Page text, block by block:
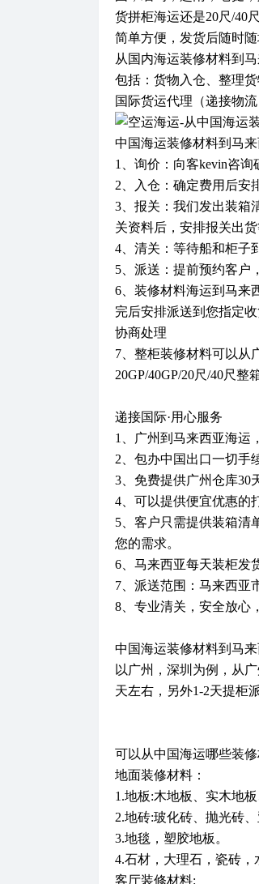
货拼柜海运还是20尺/40
简单方便，发货后随时
从国内海运装修材料到
包括：货物入仓、整理
国际货运代理（递接物
中国海运装修材料到马来
1、询价：向客kevin咨询
2、入仓：确定费用后安
3、报关：我们发出装箱
关资料后，安排报关出
4、清关：等待船和柜子
5、派送：提前预约客户
6、装修材料海运到马来
完后安排派送到您指定
协商处理
7、整柜装修材料可以从
20GP/40GP/20尺/40尺
递接国际·用心服务
1、广州到马来西亚海运
2、包办中国出口一切手
3、免费提供广州仓库30
4、可以提供便宜优惠的
5、客户只需提供装箱清
您的需求。
6、马来西亚每天装柜发
7、派送范围：马来西亚
8、专业清关，安全放心
中国海运装修材料到马来
以广州，深圳为例，从
天左右，另外1-2天提柜
可以从中国海运哪些装
地面装修材料：
1.地板:木地板、实木地
2.地砖:玻化砖、抛光砖
3.地毯，塑胶地板。
4.石材，大理石，瓷砖，
客厅装修材料: